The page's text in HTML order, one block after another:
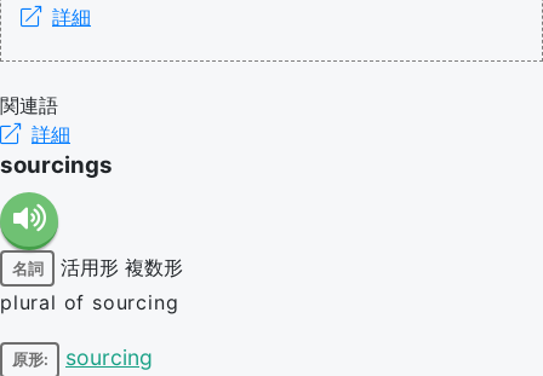
詳細
関連語
詳細
sourcings
名詞 活用形 複数形
plural of sourcing
原形: sourcing